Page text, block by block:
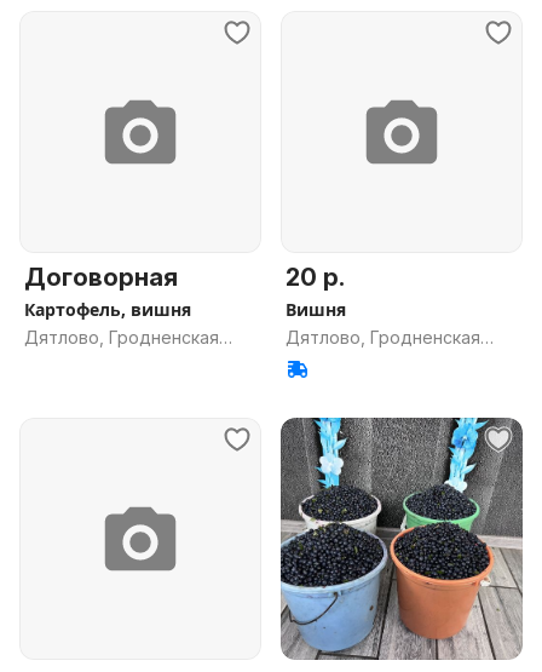
Договорная
Картофель, вишня
Дятлово, Гродненская
20 р.
Вишня
Дятлово, Гродненская
обл.